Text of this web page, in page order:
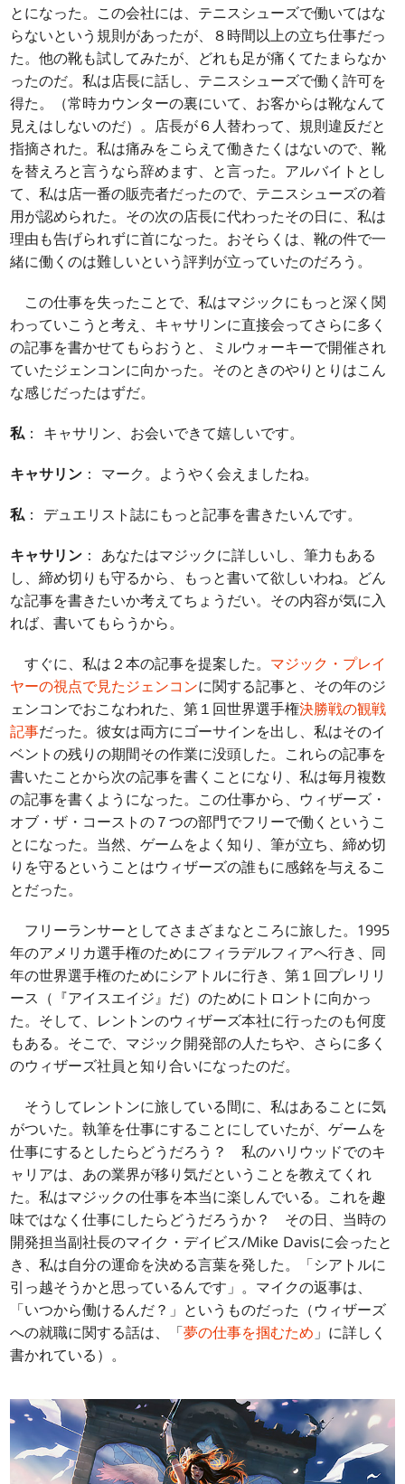
とになった。この会社には、テニスシューズで働いてはな
らないという規則があったが、８時間以上の立ち仕事だっ
た。他の靴も試してみたが、どれも足が痛くてたまらなか
ったのだ。私は店長に話し、テニスシューズで働く許可を
得た。（常時カウンターの裏にいて、お客からは靴なんて
見えはしないのだ）。店長が６人替わって、規則違反だと
指摘された。私は痛みをこらえて働きたくはないので、靴
を替えろと言うなら辞めます、と言った。アルバイトとし
て、私は店一番の販売者だったので、テニスシューズの着
用が認められた。その次の店長に代わったその日に、私は
理由も告げられずに首になった。おそらくは、靴の件で一
緒に働くのは難しいという評判が立っていたのだろう。
この仕事を失ったことで、私はマジックにもっと深く関
わっていこうと考え、キャサリンに直接会ってさらに多く
の記事を書かせてもらおうと、ミルウォーキーで開催され
ていたジェンコンに向かった。そのときのやりとりはこん
な感じだったはずだ。
私： キャサリン、お会いできて嬉しいです。
キャサリン ： マーク。ようやく会えましたね。
私： デュエリスト誌にもっと記事を書きたいんです。
キャサリン ： あなたはマジックに詳しいし、筆力もある
し、締め切りも守るから、もっと書いて欲しいわね。どん
な記事を書きたいか考えてちょうだい。その内容が気に入
れば、書いてもらうから。
すぐに、私は２本の記事を提案した。 マジック・プレイ
ヤーの視点で見たジェンコンに関する記事と、その年のジ
ェンコンでおこなわれた、第１回世界選手権決勝戦の観戦
記事だった。彼女は両方にゴーサインを出し、私はそのイ
ベントの残りの期間その作業に没頭した。これらの記事を
書いたことから次の記事を書くことになり、私は毎月複数
の記事を書くようになった。この仕事から、ウィザーズ・
オブ・ザ・コーストの７つの部門でフリーで働くというこ
とになった。当然、ゲームをよく知り、筆が立ち、締め切
りを守るということはウィザーズの誰もに感銘を与えるこ
とだった。
フリーランサーとしてさまざまなところに旅した。1995
年のアメリカ選手権のためにフィラデルフィアへ行き、同
年の世界選手権のためにシアトルに行き、第１回プレリリ
ース（『アイスエイジ』だ）のためにトロントに向かっ
た。そして、レントンのウィザーズ本社に行ったのも何度
もある。そこで、マジック開発部の人たちや、さらに多く
のウィザーズ社員と知り合いになったのだ。
そうしてレントンに旅している間に、私はあることに気
がついた。執筆を仕事にすることにしていたが、ゲームを
仕事にするとしたらどうだろう？ 私のハリウッドでのキ
ャリアは、あの業界が移り気だということを教えてくれ
た。私はマジックの仕事を本当に楽しんでいる。これを趣
味ではなく仕事にしたらどうだろうか？ その日、当時の
開発担当副社長のマイク・デイビス/Mike Davisに会ったと
き、私は自分の運命を決める言葉を発した。「シアトルに
引っ越そうかと思っているんです」。マイクの返事は、
「いつから働けるんだ？」というものだった（ウィザーズ
への就職に関する話は、「夢の仕事を掴むため 」に詳しく
書かれている）。